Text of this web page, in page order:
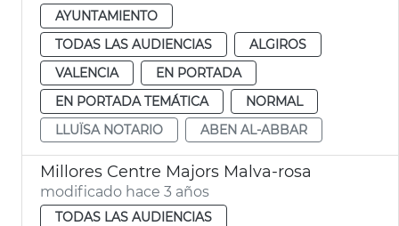
AYUNTAMIENTO
TODAS LAS AUDIENCIAS
ALGIROS
VALENCIA
EN PORTADA
EN PORTADA TEMÁTICA
NORMAL
LLUÏSA NOTARIO
ABEN AL-ABBAR
Millores Centre Majors Malva-rosa
modificado hace 3 años
TODAS LAS AUDIENCIAS